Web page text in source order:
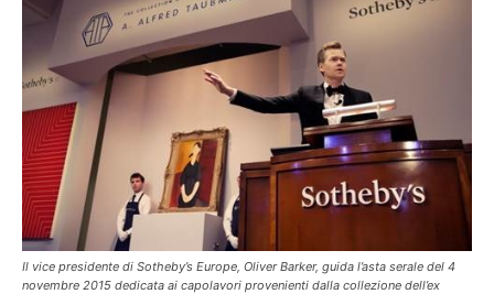
Il vice presidente di Sotheby’s Europe, Oliver Barker, guida l’asta serale del 4
novembre 2015 dedicata ai capolavori provenienti dalla collezione dell’ex